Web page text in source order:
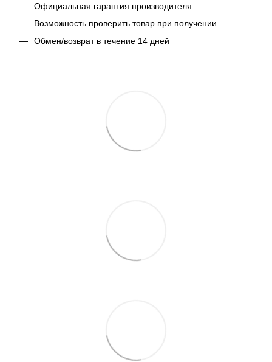
Официальная гарантия производителя
Возможность проверить товар при получении
Обмен/возврат в течение 14 дней